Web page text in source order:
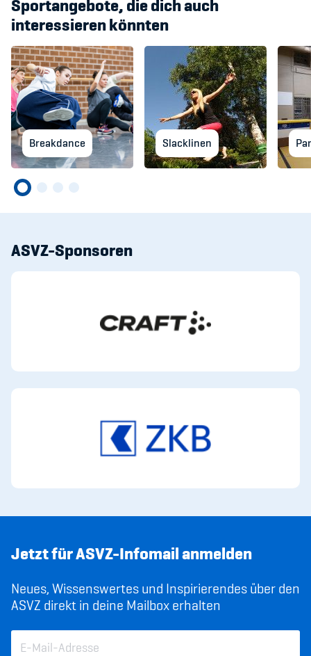
Sportangebote, die dich auch
interessieren könnten
Breakdance Slacklinen
ASVZ-Sponsoren
Jetzt für ASVZ-Infomail anmelden
Neues, Wissenswertes und Inspirierendes über den
ASVZ direkt in deine Mailbox erhalten